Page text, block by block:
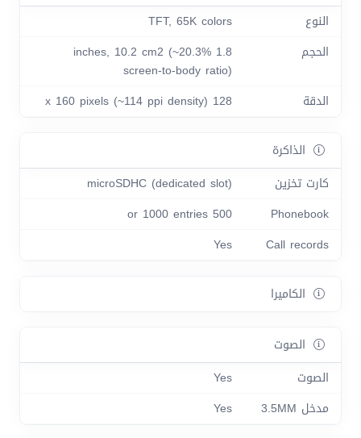
النوع
TFT, 65K colors
الحجم
1.8 inches, 10.2 cm2 (~20.3%
screen-to-body ratio)
الدقة
128 x 160 pixels (~114 ppi density)
الذاكرة
كارت تخزين
microSDHC (dedicated slot)
Phonebook
500 or 1000 entries
Call records
Yes
الكاميرا
الصوت
الصوت
Yes
مدخل 3.5MM
Yes